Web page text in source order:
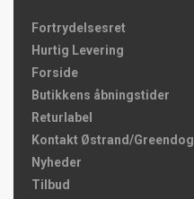
Fortrydelsesret
Hurtig Levering
Forside
Butikkens åbningstider
Returlabel
Kontakt Østrand/Greendog
Nyheder
Tilbud